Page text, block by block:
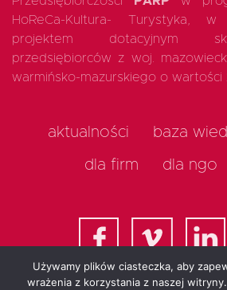
HoReCa-Kultura- Turystyka,
projektem dotacyjnym
przedsiębiorców z woj.
warmińsko-mazurskiego o wartości
aktualności baza
dla firm dla ngo
Używamy plików ciasteczka, aby
wrażenia z korzystania z naszej